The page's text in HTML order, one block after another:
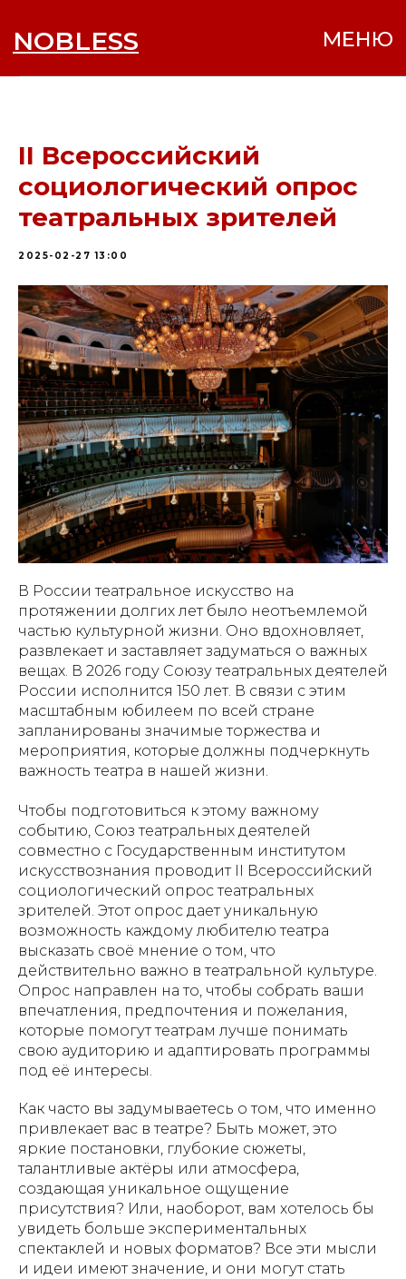
NOBLESS
II Всероссийский
социологический опрос
театральных зрителей
2025-02-27 13:00
В России театральное искусство на
протяжении долгих лет было неотъемлемой
частью культурной жизни. Оно вдохновляет,
развлекает и заставляет задуматься о важных
вещах. В 2026 году Союзу театральных деятелей
России исполнится 150 лет. В связи с этим
масштабным юбилеем по всей стране
запланированы значимые торжества и
мероприятия, которые должны подчеркнуть
важность театра в нашей жизни.
Чтобы подготовиться к этому важному
событию, Союз театральных деятелей
совместно с Государственным институтом
искусствознания проводит II Всероссийский
социологический опрос театральных
зрителей. Этот опрос дает уникальную
возможность каждому любителю театра
высказать своё мнение о том, что
действительно важно в театральной культуре.
Опрос направлен на то, чтобы собрать ваши
впечатления, предпочтения и пожелания,
которые помогут театрам лучше понимать
свою аудиторию и адаптировать программы
под её интересы.
Как часто вы задумываетесь о том, что именно
привлекает вас в театре? Быть может, это
яркие постановки, глубокие сюжеты,
талантливые актёры или атмосфера,
создающая уникальное ощущение
присутствия? Или, наоборот, вам хотелось бы
увидеть больше экспериментальных
спектаклей и новых форматов? Все эти мысли
и идеи имеют значение, и они могут стать